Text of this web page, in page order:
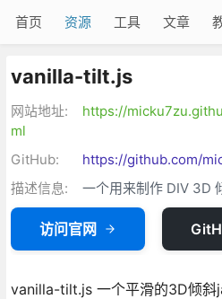
首页 资源 工具 文章
vanilla-tilt.js
网站地址:
https://
ml
GitHub:
https://github.com/
描述信息:
一个用来制作 DIV 3D
访问官网
vanilla-tilt.js 一个平滑的3D倾